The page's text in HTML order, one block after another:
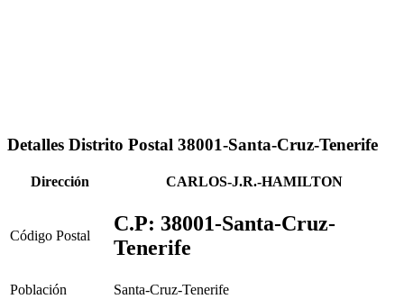
Detalles Distrito Postal 38001-Santa-Cruz-Tenerife
Dirección CARLOS-J.R.-HAMILTON
Código Postal
C.P: 38001-Santa-Cruz-
Tenerife
Población
Santa-Cruz-Tenerife